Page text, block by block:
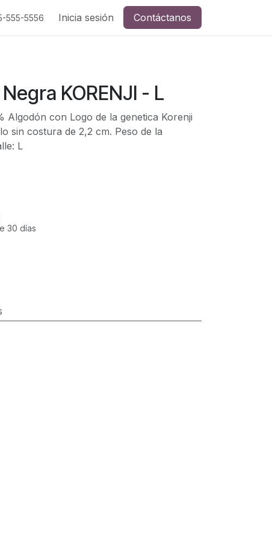
555-5556 Inicia sesión Contáctanos
KORENJI - L
Algodón con Logo de la genetica Korenji
sin costura de 2,2 cm. Peso de la
L
30 días